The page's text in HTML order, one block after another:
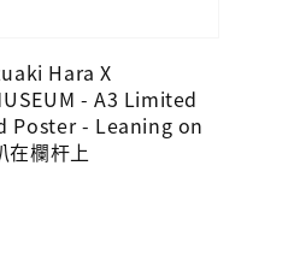
Hara X
- A3 Limited
Poster - Leaning on
欄杆上